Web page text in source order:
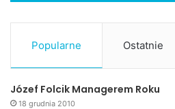
Popularne Ostatnie
Józef Folcik Managerem Roku
18 grudnia 2010